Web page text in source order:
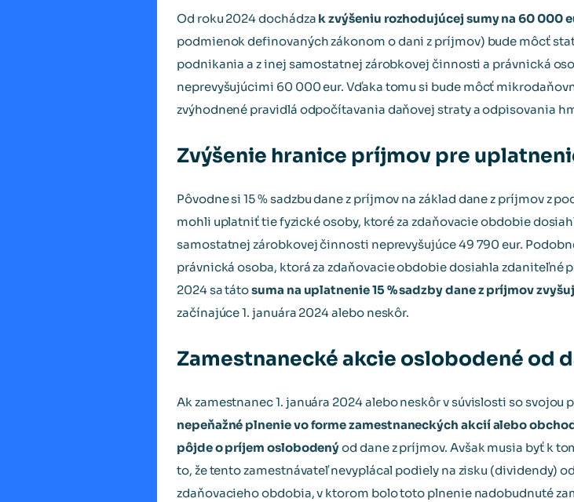
Od roku 2024 dochádza k zvýšeniu rozhodujúcej sumy na 60 000
podmienok definovaných zákonom o dani z príjmov) bude môcť
podnikania a z inej samostatnej zárobkovej činnosti a právnická
neprevyšujúcimi 60 000 eur. Vďaka tomu si bude môcť
zvýhodnené pravidlá odpočítavania daňovej straty a odpisovania
Zvýšenie hranice príjmov pre
Pôvodne si 15 % sadzbu dane z príjmov na základ dane z príjmov z
mohli uplatniť tie fyzické osoby, ktoré za zdaňovacie obdobie
samostatnej zárobkovej činnosti neprevyšujúce 49 790 eur.
právnická osoba, ktorá za zdaňovacie obdobie dosiahla zdaniteľné
2024 sa tátosuma na uplatnenie 15 % sadzby dane z príjmov
začínajúce 1. januára 2024 alebo neskôr.
Zamestnanecké akcie oslobodené od
Ak zamestnanec 1. januára 2024 alebo neskôr v súvislosti so svojou
nepeňažné plnenie vo forme zamestnaneckých akcií alebo
pôjde o príjem oslobodenýod dane z príjmov. Avšak musia byť k
to, že tento zamestnávateľ nevyplácal podiely na zisku (dividendy)
zdaňovacieho obdobia, v ktorom bolo toto plnenie nadobudnuté